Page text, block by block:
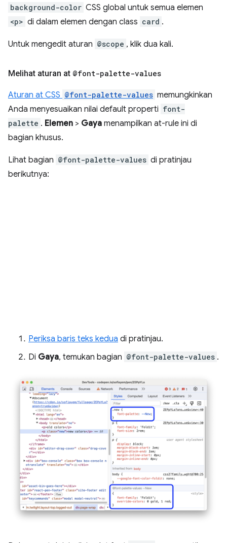
background-color CSS global untuk semua elemen
<p> di dalam elemen dengan class card .
Untuk mengedit aturan @scope , klik dua kali.
Melihat aturan at @font-palette-values
Aturan at CSS @font-palette-values memungkinkan
Anda menyesuaikan nilai default properti font-
palette . Elemen > Gaya menampilkan at-rule ini di
bagian khusus.
Lihat bagian @font-palette-values di pratinjau
berikutnya:
Periksa baris teks kedua di pratinjau.
Di Gaya, temukan bagian @font-palette-values .